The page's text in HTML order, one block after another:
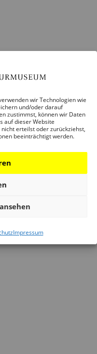
wir Technologien wie
und/oder darauf
zustimmst, können wir Daten
auf dieser Website
erteilst oder zurückziehst,
beeinträchtigt werden.
Impressum